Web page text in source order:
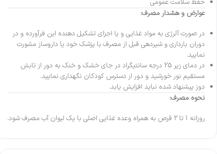
حفظ سلامت عمومی
عوارض وهشدار مصرف:
در صورت آلرژی به مواد غذایی و یا اجزای تشکیل دهنده این فرآورده و در
دوران بارداری و شیردهی قبل از مصرف با پزشک خود یا داروساز مشورت
نمایید.
در دمای زیر 25 درجه سانتیگراد در جای خشک و خنک به دور از تابش
مستقیم نور خورشید و دور از دسترس کودکان نگهداری نمایید.
دوز پیشنهاد شده نباید افزایش یابد.
نحوه مصرف:
روزانه 1 تا 2 قرص به همراه وعده غذایی اصلی با یک لیوان آب مصرف شود.